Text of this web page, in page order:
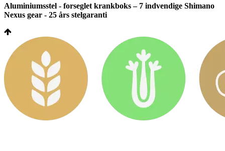
Aluminiumsstel - forseglet krankboks – 7 indvendige Shimano
Nexus gear - 25 års stelgaranti